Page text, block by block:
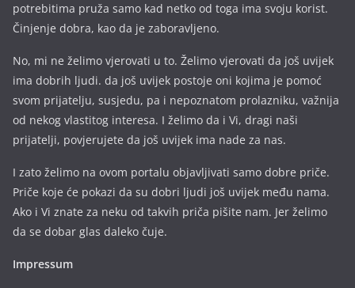
potrebitima pruža samo kad netko od toga ima svoju korist.
Činjenje dobra, kao da je zaboravljeno.
No, mi ne želimo vjerovati u to. Želimo vjerovati da još uvijek
ima dobrih ljudi. da još uvijek postoje oni kojima je pomoć
svom prijatelju, susjedu, pa i nepoznatom prolazniku, važnija
od nekog vlastitog interesa. I želimo da i Vi, dragi naši
prijatelji, povjerujete da još uvijek ima nade za nas.
I zato želimo na ovom portalu objavljivati samo dobre priče.
Priče koje će pokazi da su dobri ljudi još uvijek među nama.
Ako i Vi znate za neku od takvih priča pišite nam. Jer želimo
da se dobar glas daleko čuje.
Impressum